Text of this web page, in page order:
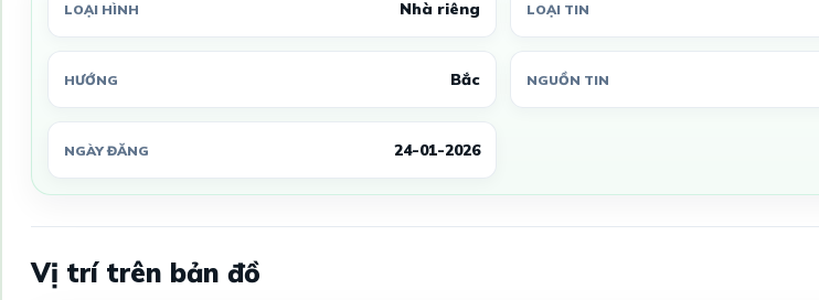
LOẠI HÌNH Nhà riêng LOẠI TIN
HƯỚNG Bắc NGUỒN TIN
NGÀY ĐĂNG 24-01-2026
Vị trí trên bản đồ